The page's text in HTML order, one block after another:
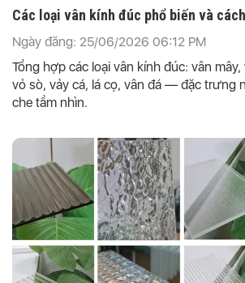
Các loại vân kính đúc phổ biến và
Ngày đăng: 25/06/2026 06:12 PM
Tổng hợp các loại vân kính đúc: vân
vỏ sò, vảy cá, lá cọ, vân đá — đặc trưng
che tầm nhìn.